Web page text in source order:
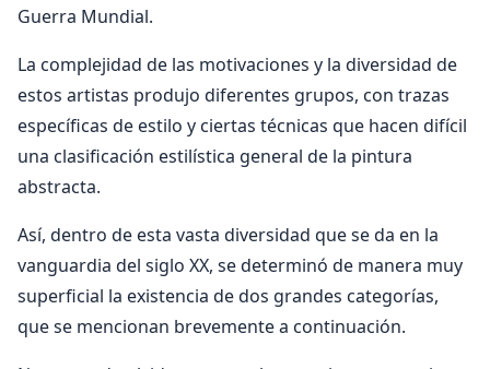
Guerra Mundial.
La complejidad de las motivaciones y la diversidad de
estos artistas produjo diferentes grupos, con trazas
específicas de estilo y ciertas técnicas que hacen difícil
una clasificación estilística general de la pintura
abstracta.
Así, dentro de esta vasta diversidad que se da en la
vanguardia del siglo XX, se determinó de manera muy
superficial la existencia de dos grandes categorías,
que se mencionan brevemente a continuación.